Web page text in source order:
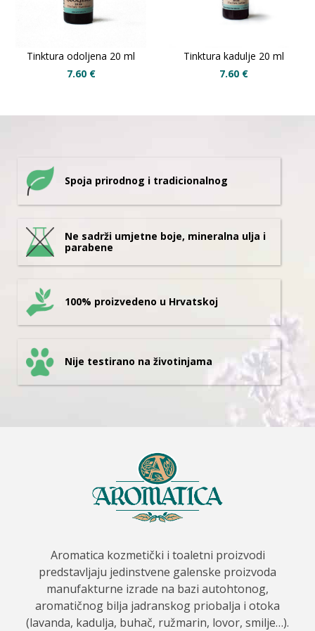
Tinktura odoljena 20 ml
7.60 €
Tinktura kadulje 20 ml
7.60 €
Spoja prirodnog i tradicionalnog
Ne sadrži umjetne boje, mineralna ulja i
parabene
100% proizvedeno u Hrvatskoj
Nije testirano na životinjama
Aromatica kozmetički i toaletni proizvodi
predstavljaju jedinstvene galenske proizvoda
manufakturne izrade na bazi autohtonog,
aromatičnog bilja jadranskog priobalja i otoka
(lavanda, kadulja, buhač, ružmarin, lovor, smilje…).